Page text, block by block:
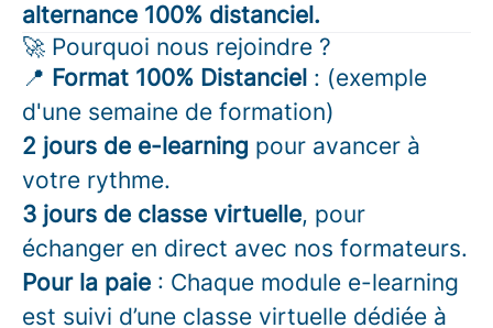
alternance 100% distanciel.
🚀 Pourquoi nous rejoindre ?
📍 Format 100% Distanciel : (exemple
d'une semaine de formation)
2 jours de e-learning pour avancer à
votre rythme.
3 jours de classe virtuelle, pour
échanger en direct avec nos formateurs.
Pour la paie : Chaque module e-learning
est suivi d’une classe virtuelle dédiée à